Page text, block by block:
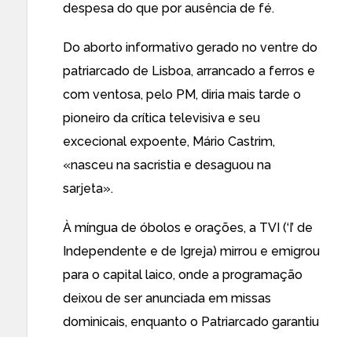
despesa do que por ausência de fé.
Do aborto informativo gerado no ventre do
patriarcado de Lisboa, arrancado a ferros e
com ventosa, pelo PM, diria mais tarde o
pioneiro da crítica televisiva e seu
excecional expoente, Mário Castrim,
«nasceu na sacristia e desaguou na
sarjeta».
À míngua de óbolos e orações, a TVI (‘I’ de
Independente e de Igreja) mirrou e emigrou
para o capital laico, onde a programação
deixou de ser anunciada em missas
dominicais, enquanto o Patriarcado garantiu